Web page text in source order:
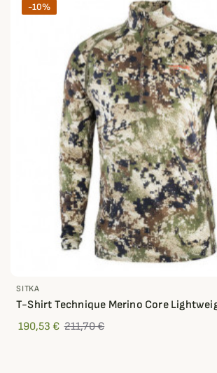
-10%
SITKA
T-Shirt Technique Merino Core
190,53 € 211,70 €